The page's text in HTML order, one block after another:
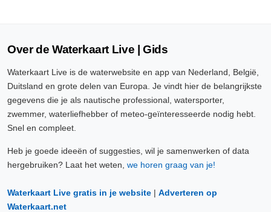
Over de Waterkaart Live | Gids
Waterkaart Live is de waterwebsite en app van Nederland, België,
Duitsland en grote delen van Europa. Je vindt hier de belangrijkste
gegevens die je als nautische professional, watersporter,
zwemmer, waterliefhebber of meteo-geïnteresseerde nodig hebt.
Snel en compleet.
Heb je goede ideeën of suggesties, wil je samenwerken of data
hergebruiken? Laat het weten, we horen graag van je!
Waterkaart Live gratis in je website | Adverteren op
Waterkaart.net